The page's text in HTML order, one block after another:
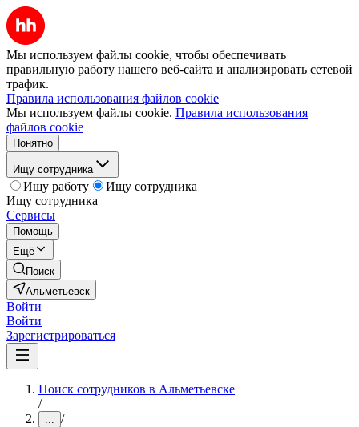
Мы используем файлы cookie, чтобы обеспечивать
правильную работу нашего веб-сайта и анализировать сетевой
трафик.
Правила использования файлов cookie
Мы используем файлы cookie. Правила использования
файлов cookie
Понятно
Ищу сотрудника
Ищу работу
Ищу сотрудника
Ищу сотрудника
Сервисы
Помощь
Ещё
Поиск
Альметьевск
Войти
Войти
Зарегистрироваться
Поиск сотрудников в Альметьевске
/
... /